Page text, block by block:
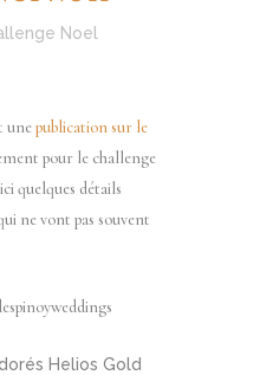
Noel
unepublication sur le
pour le challenge
quelques détails
ne vont pas souvent
Helios Gold